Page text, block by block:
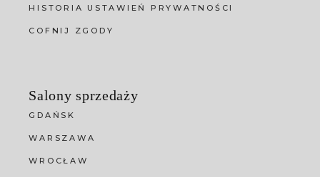
HISTORIA USTAWIEŃ PRYWATNOŚCI
COFNIJ ZGODY
Salony sprzedaży
GDAŃSK
WARSZAWA
WROCŁAW